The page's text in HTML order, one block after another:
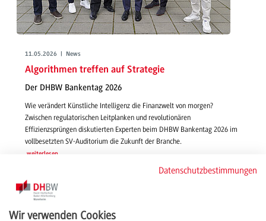
11.05.2026 | News
Algorithmen treffen auf Strategie
Der DHBW Bankentag 2026
Wie verändert Künstliche Intelligenz die Finanzwelt von morgen?
Zwischen regulatorischen Leitplanken und revolutionären
Effizienzsprüngen diskutierten Experten beim DHBW Bankentag 2026 im
vollbesetzten SV-Auditorium die Zukunft der Branche.
weiterlesen
Datenschutzbestimmungen
Wir verwenden Cookies